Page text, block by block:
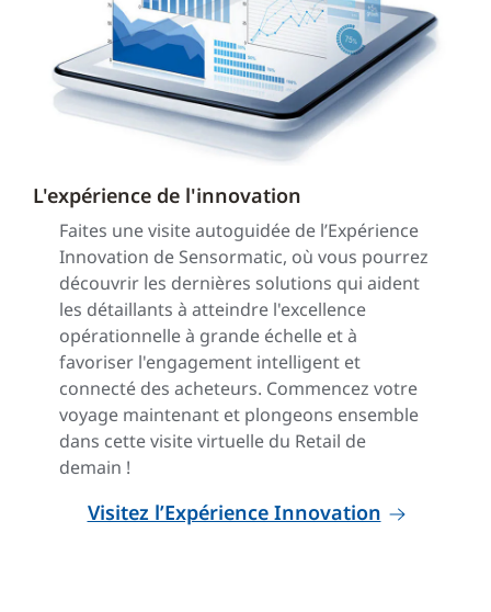
L'expérience de l'innovation
Faites une visite autoguidée de l’Expérience
Innovation de Sensormatic, où vous pourrez
découvrir les dernières solutions qui aident
les détaillants à atteindre l'excellence
opérationnelle à grande échelle et à
favoriser l'engagement intelligent et
connecté des acheteurs. Commencez votre
voyage maintenant et plongeons ensemble
dans cette visite virtuelle du Retail de
demain !
Visitez l’Expérience Innovation